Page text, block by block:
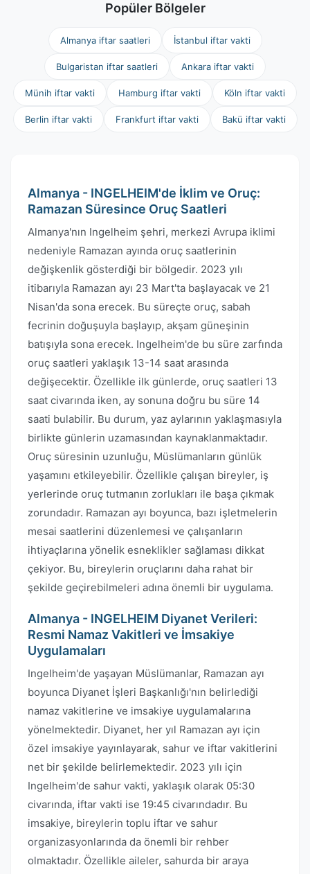
Popüler Bölgeler
Almanya iftar saatleri İstanbul iftar vakti
Bulgaristan iftar saatleri Ankara iftar vakti
Münih iftar vakti Hamburg iftar vakti Köln iftar vakti
Berlin iftar vakti Frankfurt iftar vakti Bakü iftar vakti
Almanya - INGELHEIM'de İklim ve Oruç:
Ramazan Süresince Oruç Saatleri
Almanya'nın Ingelheim şehri, merkezi Avrupa iklimi
nedeniyle Ramazan ayında oruç saatlerinin
değişkenlik gösterdiği bir bölgedir. 2023 yılı
itibarıyla Ramazan ayı 23 Mart'ta başlayacak ve 21
Nisan'da sona erecek. Bu süreçte oruç, sabah
fecrinin doğuşuyla başlayıp, akşam güneşinin
batışıyla sona erecek. Ingelheim'de bu süre zarfında
oruç saatleri yaklaşık 13-14 saat arasında
değişecektir. Özellikle ilk günlerde, oruç saatleri 13
saat civarında iken, ay sonuna doğru bu süre 14
saati bulabilir. Bu durum, yaz aylarının yaklaşmasıyla
birlikte günlerin uzamasından kaynaklanmaktadır.
Oruç süresinin uzunluğu, Müslümanların günlük
yaşamını etkileyebilir. Özellikle çalışan bireyler, iş
yerlerinde oruç tutmanın zorlukları ile başa çıkmak
zorundadır. Ramazan ayı boyunca, bazı işletmelerin
mesai saatlerini düzenlemesi ve çalışanların
ihtiyaçlarına yönelik esneklikler sağlaması dikkat
çekiyor. Bu, bireylerin oruçlarını daha rahat bir
şekilde geçirebilmeleri adına önemli bir uygulama.
Almanya - INGELHEIM Diyanet Verileri:
Resmi Namaz Vakitleri ve İmsakiye
Uygulamaları
Ingelheim'de yaşayan Müslümanlar, Ramazan ayı
boyunca Diyanet İşleri Başkanlığı'nın belirlediği
namaz vakitlerine ve imsakiye uygulamalarına
yönelmektedir. Diyanet, her yıl Ramazan ayı için
özel imsakiye yayınlayarak, sahur ve iftar vakitlerini
net bir şekilde belirlemektedir. 2023 yılı için
Ingelheim'de sahur vakti, yaklaşık olarak 05:30
civarında, iftar vakti ise 19:45 civarındadır. Bu
imsakiye, bireylerin toplu iftar ve sahur
organizasyonlarında da önemli bir rehber
olmaktadır. Özellikle aileler, sahurda bir araya